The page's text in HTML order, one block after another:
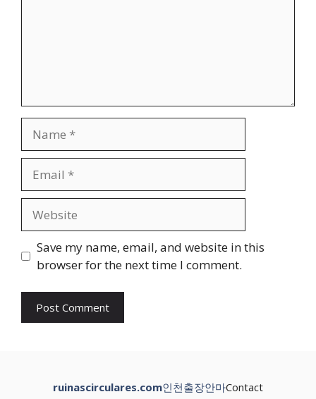
Save my name, email, and website in this
browser for the next time I comment.
ruinascirculares.com인천출장안마Contact